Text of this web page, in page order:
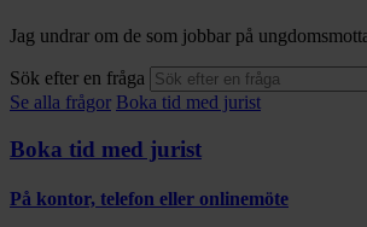
Jag undrar om de som jobbar på
Sök efter en fråga
Se alla frågor Boka tid med jurist
Boka tid med jurist
På kontor, telefon eller onlinemöte